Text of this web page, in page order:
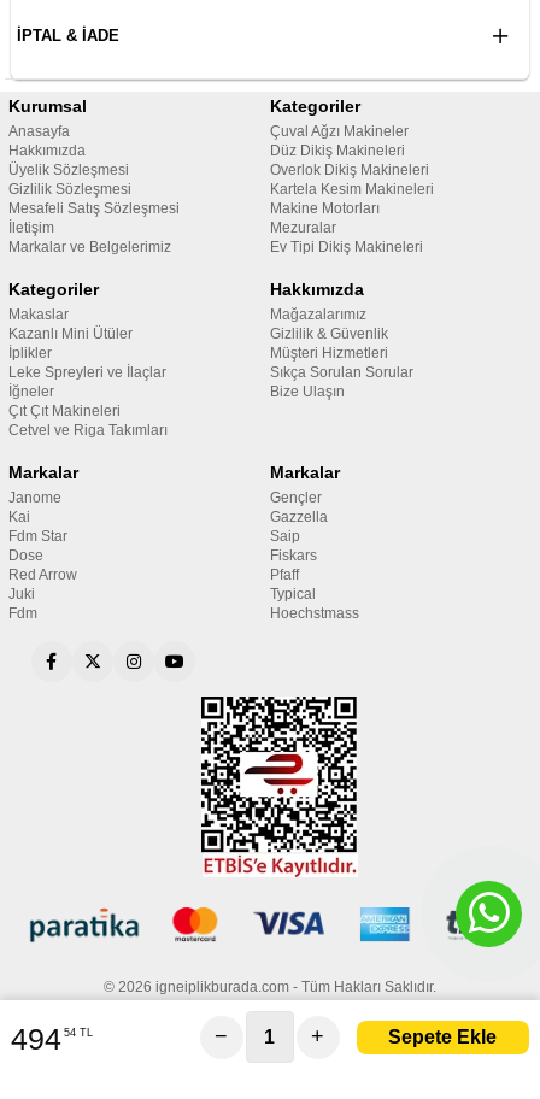
İPTAL & İADE
Kurumsal
Anasayfa
Hakkımızda
Üyelik Sözleşmesi
Gizlilik Sözleşmesi
Mesafeli Satış Sözleşmesi
İletişim
Markalar ve Belgelerimiz
Kategoriler
Çuval Ağzı Makineler
Düz Dikiş Makineleri
Overlok Dikiş Makineleri
Kartela Kesim Makineleri
Makine Motorları
Mezuralar
Ev Tipi Dikiş Makineleri
Kategoriler
Makaslar
Kazanlı Mini Ütüler
İplikler
Leke Spreyleri ve İlaçlar
İğneler
Çıt Çıt Makineleri
Cetvel ve Riga Takımları
Hakkımızda
Mağazalarımız
Gizlilik & Güvenlik
Müşteri Hizmetleri
Sıkça Sorulan Sorular
Bize Ulaşın
Markalar
Janome
Kai
Fdm Star
Dose
Red Arrow
Juki
Fdm
Markalar
Gençler
Gazzella
Saip
Fiskars
Pfaff
Typical
Hoechstmass
© 2026 igneiplikburada.com - Tüm Hakları Saklıdır.
494 54 TL − +